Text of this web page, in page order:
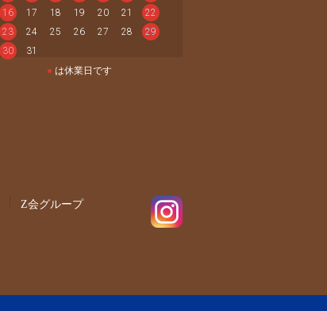
16
17 18 19 20 21
22
23
24 25 26 27 28
29
30
31
● は休業日です
Z会グループ